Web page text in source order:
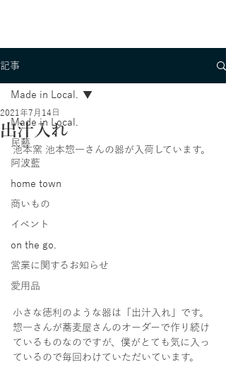
記事
Made in Local.
民藝
阿波藍
home town
商いもの
イベント
on the go.
営業に関するお知らせ
愛用品
Made in Local.
出汁入れ
2021年7月14日
池本窯 池本惣一さんの器が入荷しています。
小さな徳利のような器は「出汁入れ」です。
惣一さんが蕎麦屋さんのオーダーで作り続け
ているものなのですが、僕がとても気に入っ
ているので毎回わけていただいています。